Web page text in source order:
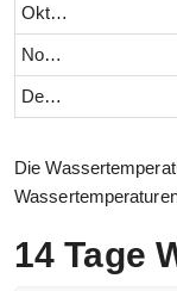
Oktober
November
Dezember
Die
14 Tage